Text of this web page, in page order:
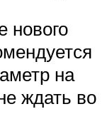
нового
на
ждать во